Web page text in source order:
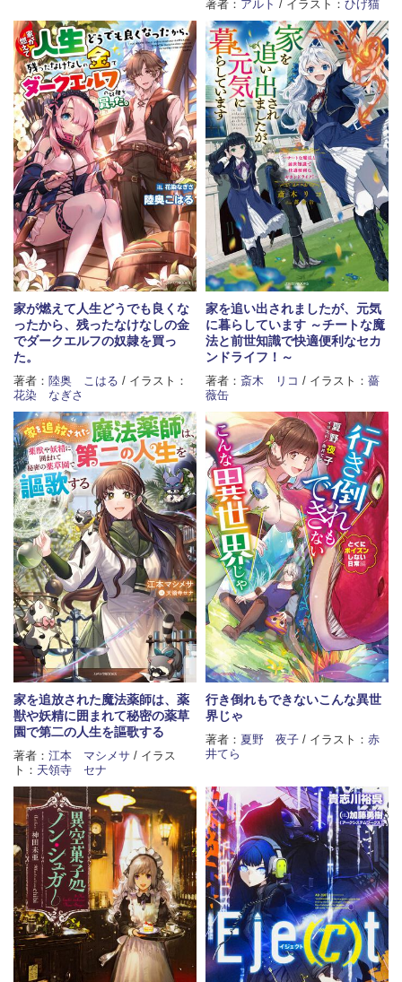
著者： アルト / イラスト： ひげ猫
家が燃えて人生どうでも良くな
ったから、残ったなけなしの金
でダークエルフの奴隷を買っ
た。
著者： 陸奥 こはる / イラスト：
花染 なぎさ
家を追い出されましたが、元気
に暮らしています ～チートな魔
法と前世知識で快適便利なセカ
ンドライフ！～
著者： 斎木 リコ / イラスト： 薔
薇缶
家を追放された魔法薬師は、薬
獣や妖精に囲まれて秘密の薬草
園で第二の人生を謳歌する
著者： 江本 マシメサ / イラス
ト： 天領寺 セナ
行き倒れもできないこんな異世
界じゃ
著者： 夏野 夜子 / イラスト： 赤
井てら